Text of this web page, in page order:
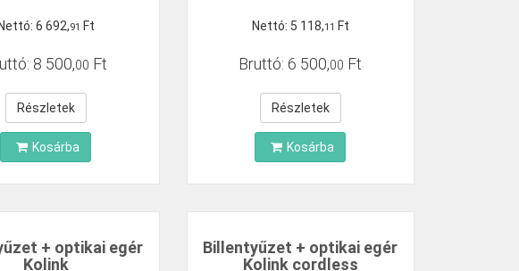
Nettó: 6 692,91 Ft
8 500,00 Ft
Részletek
Kosárba
Nettó: 5 118,11 Ft
Bruttó: 6 500,00 Ft
Részletek
Kosárba
+ optikai egér
Kolink
Billentyűzet + optikai egér
Kolink cordless